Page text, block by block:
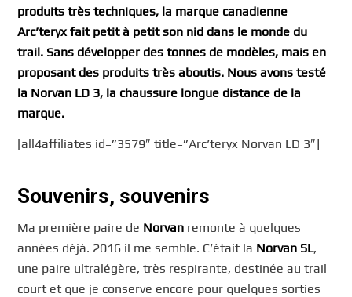
produits très techniques, la marque canadienne
Arc’teryx fait petit à petit son nid dans le monde du
trail. Sans développer des tonnes de modèles, mais en
proposant des produits très aboutis. Nous avons testé
la Norvan LD 3, la chaussure longue distance de la
marque.
[all4affiliates id=”3579″ title=”Arc’teryx Norvan LD 3″]
Souvenirs, souvenirs
Ma première paire de Norvan remonte à quelques
années déjà. 2016 il me semble. C’était la Norvan SL,
une paire ultralégère, très respirante, destinée au trail
court et que je conserve encore pour quelques sorties